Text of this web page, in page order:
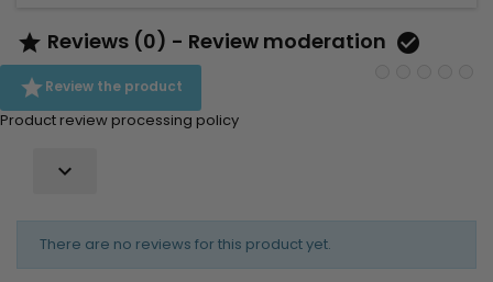
 Reviews (0) - Review moderation 
Review the product
Product review processing policy

There are no reviews for this product yet.